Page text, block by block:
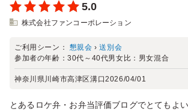
5.0
株式会社ファンコーポレーション
ご利用シーン： 懇親会 ›送別会
参加者の年齢：30代～40代男女比： 男女混合
神奈川県川崎市高津区溝口2026/04/01
とあるロケ弁・お弁当評価ブログでとてもよ